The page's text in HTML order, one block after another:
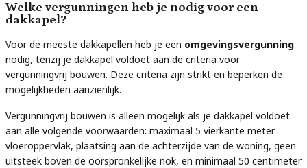
Welke vergunningen heb je nodig voor een
dakkapel?
Voor de meeste dakkapellen heb je een omgevingsvergunning
nodig, tenzij je dakkapel voldoet aan de criteria voor
vergunningvrij bouwen. Deze criteria zijn strikt en beperken de
mogelijkheden aanzienlijk.
Vergunningvrij bouwen is alleen mogelijk als je dakkapel voldoet
aan alle volgende voorwaarden: maximaal 5 vierkante meter
vloeroppervlak, plaatsing aan de achterzijde van de woning, geen
uitsteek boven de oorspronkelijke nok, en minimaal 50 centimeter